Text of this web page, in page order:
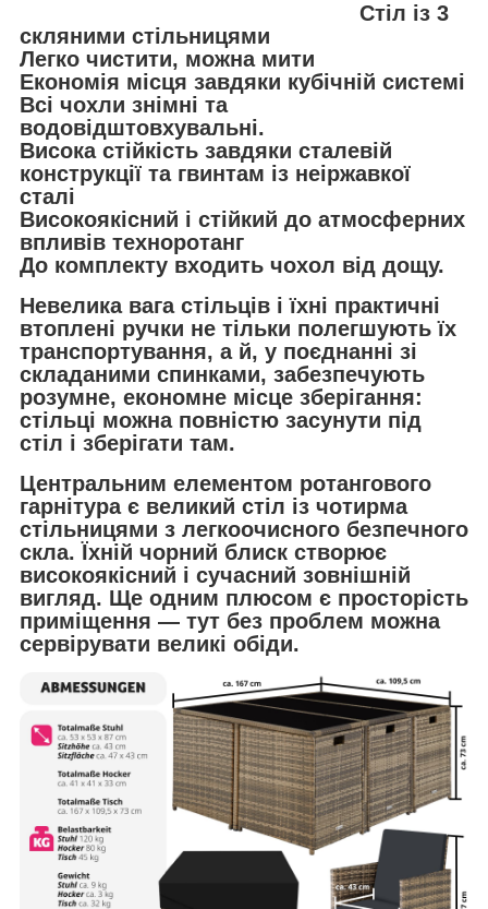
Стіл із 3
скляними стільницями
Легко чистити, можна мити
Економія місця завдяки кубічній системі
Всі чохли знімні та
водовідштовхувальні.
Висока стійкість завдяки сталевій
конструкції та гвинтам із неіржавкої
сталі
Високоякісний і стійкий до атмосферних
впливів техноротанг
До комплекту входить чохол від дощу.
Невелика вага стільців і їхні практичні
втоплені ручки не тільки полегшують їх
транспортування, а й, у поєднанні зі
складаними спинками, забезпечують
розумне, економне місце зберігання:
стільці можна повністю засунути під
стіл і зберігати там.
Центральним елементом ротангового
гарнітура є великий стіл із чотирма
стільницями з легкоочисного безпечного
скла. Їхній чорний блиск створює
високоякісний і сучасний зовнішній
вигляд. Ще одним плюсом є просторість
приміщення — тут без проблем можна
сервірувати великі обіди.